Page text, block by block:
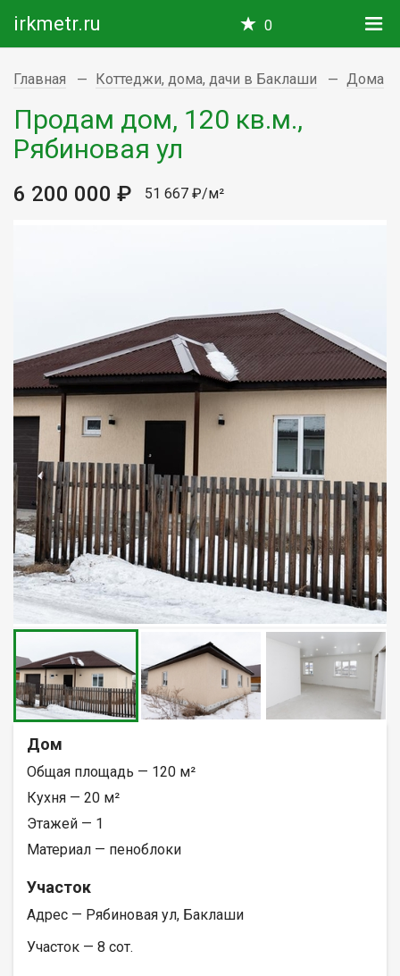
irkmetr.ru 0
Главная Коттеджи, дома, дачи в Баклаши Дома
Продам дом, 120 кв.м.,
Рябиновая ул
6 200 000 ₽ 51 667 ₽/м²
Дом
Общая площадь — 120 м²
Кухня — 20 м²
Этажей — 1
Материал — пеноблоки
Участок
Адрес — Рябиновая ул, Баклаши
Участок — 8 сот.